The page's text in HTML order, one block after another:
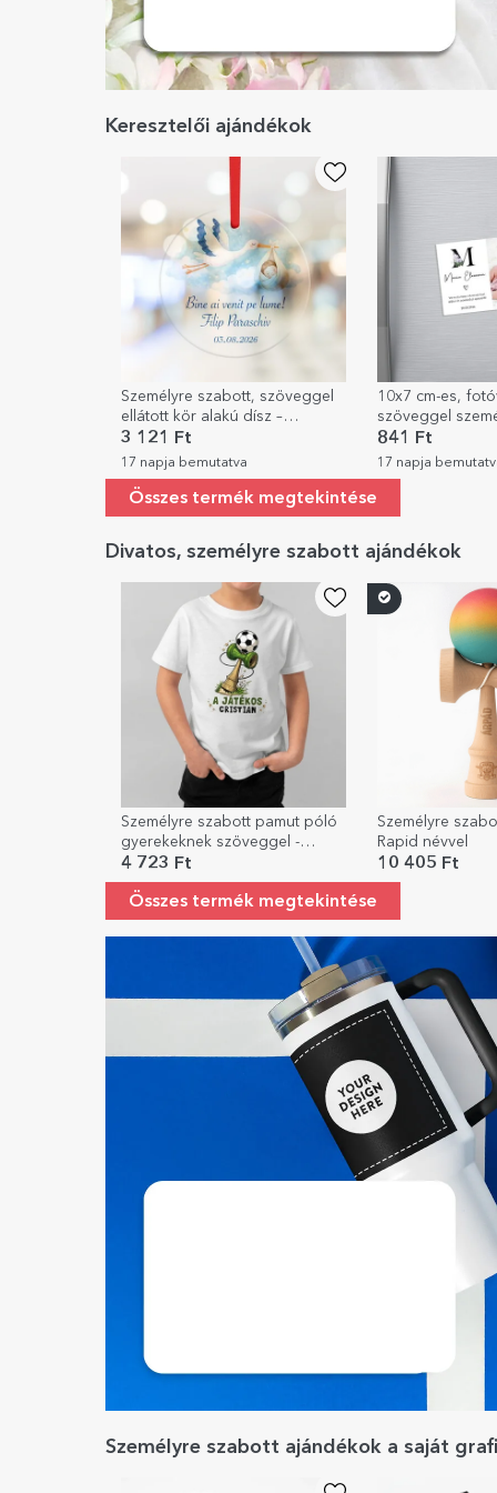
Keresztelői ajándékok
Személyre szabott, szöveggel
ellátott kör alakú dísz –
Üdvözöljük a világon!
3 121 Ft
17 napja bemutatva
10x7 cm-es,
szöveggel
mágnes –
841 Ft
17 napja
Összes termék megtekintése
Divatos, személyre szabott ajándékok
Személyre szabott pamut póló
gyerekeknek szöveggel -
Kendama Football
4 723 Ft
Személyre
Rapid névvel
10 405 Ft
Összes termék megtekintése
Személyre szabott ajándékok a SAJÁT
FEDD FEL
Személyre szabott ajándékok a saját